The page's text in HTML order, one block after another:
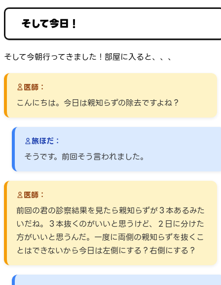
そして今日！
そして今朝行ってきました！部屋に入ると、、、
医師：
こんにちは。今日は親知らずの除去ですよね？
旅ほだ：
そうです。前回そう言われました。
医師：
前回の君の診察結果を見たら親知らずが３本あるみた
いだね。３本抜くのがいいと思うけど、２日に分けた
方がいいと思うんだ。一度に両側の親知らずを抜くこ
とはできないから今日は左側にする？右側にする？